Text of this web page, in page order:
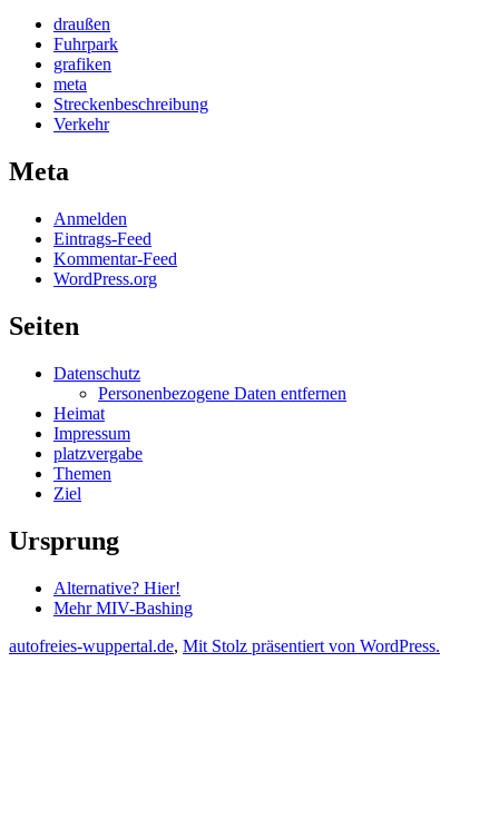
draußen
Fuhrpark
grafiken
meta
Streckenbeschreibung
Verkehr
Meta
Anmelden
Eintrags-Feed
Kommentar-Feed
WordPress.org
Seiten
Datenschutz
Personenbezogene Daten entfernen
Heimat
Impressum
platzvergabe
Themen
Ziel
Ursprung
Alternative? Hier!
Mehr MIV-Bashing
autofreies-wuppertal.de, Mit Stolz präsentiert von WordPress.